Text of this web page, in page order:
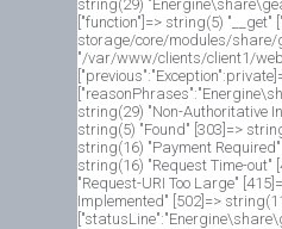
string(29)
["function"]=> string(5)
storage/core/modules/share/
"/var/www/clients/client1/
string(29) "Non-Authoritative
string(5) "Found" [303]=>
string(16) "Payment
string(16) "Request Time-out"
"Request-URI Too Large"
Implemented" [502]=>